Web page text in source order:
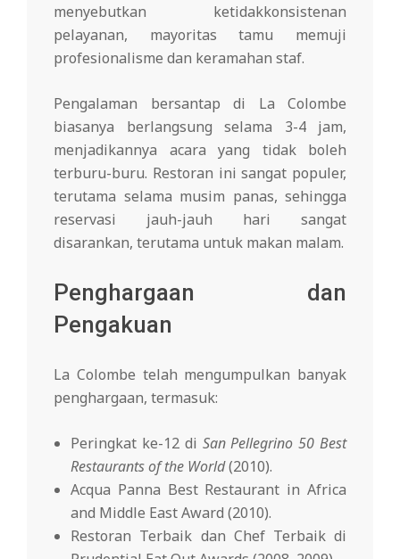
menyebutkan ketidakkonsistenan
pelayanan, mayoritas tamu memuji
profesionalisme dan keramahan staf.
Pengalaman bersantap di La Colombe
biasanya berlangsung selama 3-4 jam,
menjadikannya acara yang tidak boleh
terburu-buru. Restoran ini sangat populer,
terutama selama musim panas, sehingga
reservasi jauh-jauh hari sangat
disarankan, terutama untuk makan malam.
Penghargaan dan
Pengakuan
La Colombe telah mengumpulkan banyak
penghargaan, termasuk:
Peringkat ke-12 di San Pellegrino 50 Best
Restaurants of the World(2010).
Acqua Panna Best Restaurant in Africa
and Middle East Award (2010).
Restoran Terbaik dan Chef Terbaik di